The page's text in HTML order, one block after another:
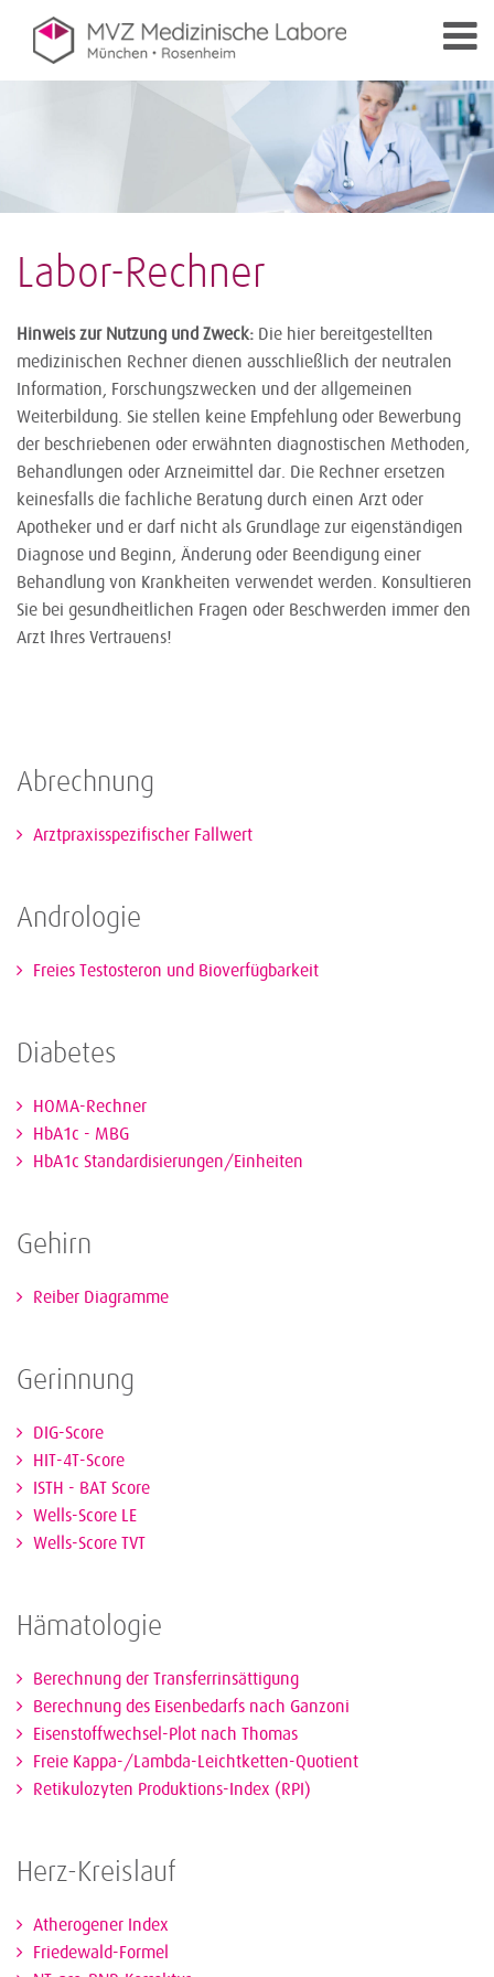
Labor-Rechner
Hinweis zur Nutzung und Zweck: Die hier bereitgestellten
medizinischen Rechner dienen ausschließlich der neutralen
Information, Forschungszwecken und der allgemeinen
Weiterbildung. Sie stellen keine Empfehlung oder Bewerbung
der beschriebenen oder erwähnten diagnostischen Methoden,
Behandlungen oder Arzneimittel dar. Die Rechner ersetzen
keinesfalls die fachliche Beratung durch einen Arzt oder
Apotheker und er darf nicht als Grundlage zur eigenständigen
Diagnose und Beginn, Änderung oder Beendigung einer
Behandlung von Krankheiten verwendet werden. Konsultieren
Sie bei gesundheitlichen Fragen oder Beschwerden immer den
Arzt Ihres Vertrauens!
Abrechnung
Arztpraxisspezifischer Fallwert
Andrologie
Freies Testosteron und Bioverfügbarkeit
Diabetes
HOMA-Rechner
HbA1c - MBG
HbA1c Standardisierungen/Einheiten
Gehirn
Reiber Diagramme
Gerinnung
DIG-Score
HIT-4T-Score
ISTH - BAT Score
Wells-Score LE
Wells-Score TVT
Hämatologie
Berechnung der Transferrinsättigung
Berechnung des Eisenbedarfs nach Ganzoni
Eisenstoffwechsel-Plot nach Thomas
Freie Kappa-/Lambda-Leichtketten-Quotient
Retikulozyten Produktions-Index (RPI)
Herz-Kreislauf
Atherogener Index
Friedewald-Formel